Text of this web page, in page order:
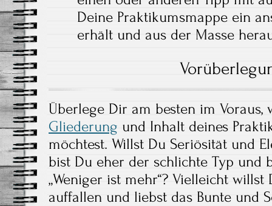
Deine Praktikumsmappe ein
erhält und aus der Masse
Überlege Dir am besten im Voraus,
Gliederung und Inhalt deines
möchtest. Willst Du Seriösität und
bist Du eher der schlichte Typ und
„Weniger ist mehr“? Vielleicht
auffallen und liebst das Bunte und